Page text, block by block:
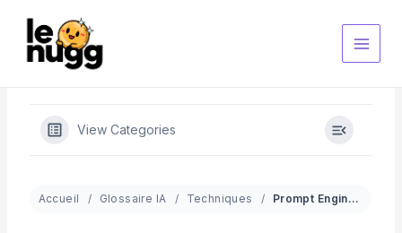
contenu
View Categories
Accueil Glossaire IA Techniques Prompt Engineering (Ingénierie rapide)